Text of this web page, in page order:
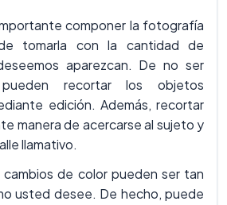
componer la fotografía
tomarla con la cantidad de
aparezcan. De no ser
recortar los objetos
edición. Además, recortar
manera de acercarse al sujeto y
llamativo.
cambios de color pueden ser tan
usted desee. De hecho, puede